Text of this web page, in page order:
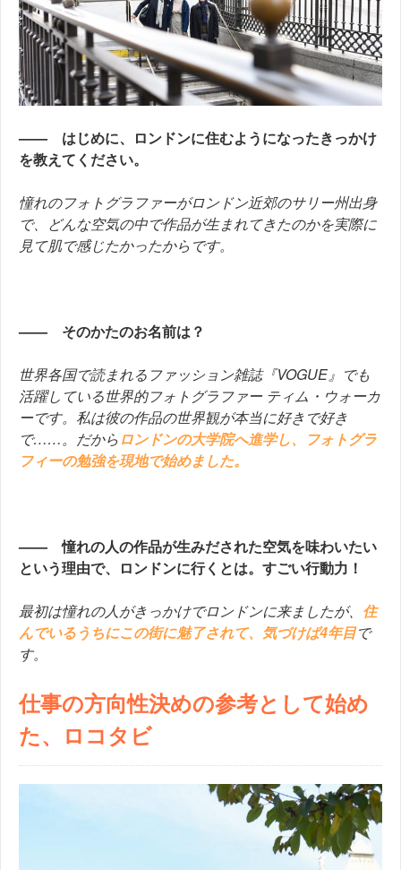
—— はじめに、ロンドンに住むようになったきっかけ
を教えてください。
憧れのフォトグラファーがロンドン近郊のサリー州出身
で、どんな空気の中で作品が生まれてきたのかを実際に
見て肌で感じたかったからです。
—— そのかたのお名前は？
世界各国で読まれるファッション雑誌『VOGUE』でも
活躍している世界的フォトグラファー ティム・ウォーカ
ーです。私は彼の作品の世界観が本当に好きで好き
で……。だから ロンドンの大学院へ進学し、フォトグラ
フィーの勉強を現地で始めました。
—— 憧れの人の作品が生みだされた空気を味わいたい
という理由で、ロンドンに行くとは。すごい行動力！
最初は憧れの人がきっかけでロンドンに来ましたが、 住
んでいるうちにこの街に魅了されて、気づけば4年目で
す。
仕事の方向性決めの参考として始め
た、ロコタビ